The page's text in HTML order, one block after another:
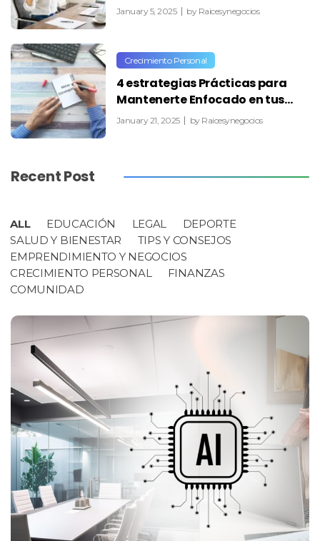
January 5, 2025 by Raicesynegocios
Crecimiento Personal
4 estrategias Prácticas para
Mantenerte Enfocado en tus…
January 21, 2025 by Raicesynegocios
Recent Post
ALL EDUCACIÓN LEGAL
DEPORTE
SALUD Y BIENESTAR
TIPS Y CONSEJOS
EMPRENDIMIENTO Y NEGOCIOS
CRECIMIENTO PERSONAL
FINANZAS
COMUNIDAD